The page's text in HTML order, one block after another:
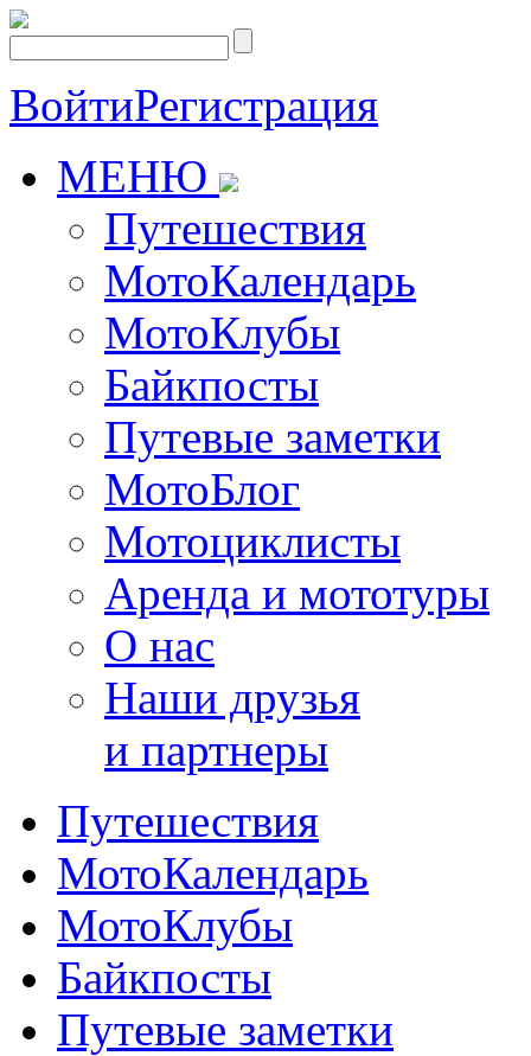
ВойтиРегистрация
МЕНЮ
Путешествия
МотоКалендарь
МотоКлубы
Байкпосты
Путевые заметки
МотоБлог
Мотоциклисты
Аренда и мототуры
О нас
Наши друзья
и партнеры
Путешествия
МотоКалендарь
МотоКлубы
Байкпосты
Путевые заметки